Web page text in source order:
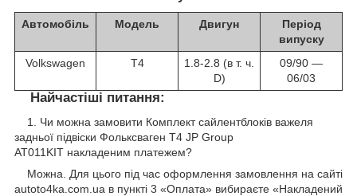
Автомобіль Модель Двигун
Період
випуску
Volkswagen T4
1.8-2.8 (в т. ч.
D)
09/90 ―
06/03
Найчастіші питання:
1. Чи можна замовити Комплект сайлентблоків важеля
задньої підвіски Фольксваген Т4 JP Group
AT011KIT накладеним платежем?
Можна. Для цього під час оформлення замовлення на сайті
autoto4ka.com.ua в пункті 3 «Оплата» вибираєте «Накладений